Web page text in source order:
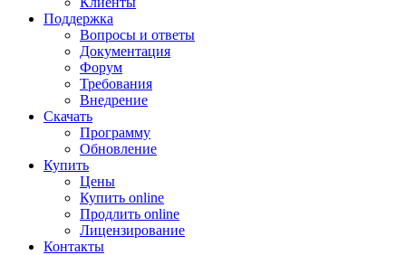
Поддержка
Вопросы и ответы
Документация
Форум
Требования
Внедрение
Скачать
Программу
Обновление
Купить
Цены
Купить online
Продлить online
Лицензирование
Контакты